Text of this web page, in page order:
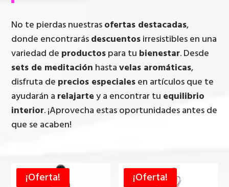
No te pierdas nuestrasofertas destacadas,
donde encontrarásdescuentosirresistibles en una
variedad de productospara tu bienestar. Desde
sets de meditación hastavelas aromáticas,
disfruta de precios especialesen artículos que te
ayudarán a relajartey a encontrar tu equilibrio
interior. ¡Aprovecha estas oportunidades antes de
que se acaben!
¡Oferta! ¡Oferta!